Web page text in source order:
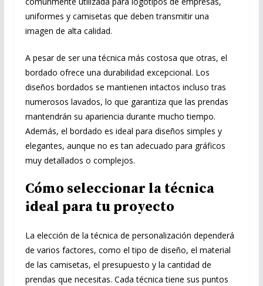
uniformes y camisetas que deben transmitir una
imagen de alta calidad.
A pesar de ser una técnica más costosa que otras, el
bordado ofrece una durabilidad excepcional. Los
diseños bordados se mantienen intactos incluso tras
numerosos lavados, lo que garantiza que las prendas
mantendrán su apariencia durante mucho tiempo.
Además, el bordado es ideal para diseños simples y
elegantes, aunque no es tan adecuado para gráficos
muy detallados o complejos.
Cómo seleccionar la técnica
ideal para tu proyecto
La elección de la técnica de personalización dependerá
de varios factores, como el tipo de diseño, el material
de las camisetas, el presupuesto y la cantidad de
prendas que necesitas. Cada técnica tiene sus puntos